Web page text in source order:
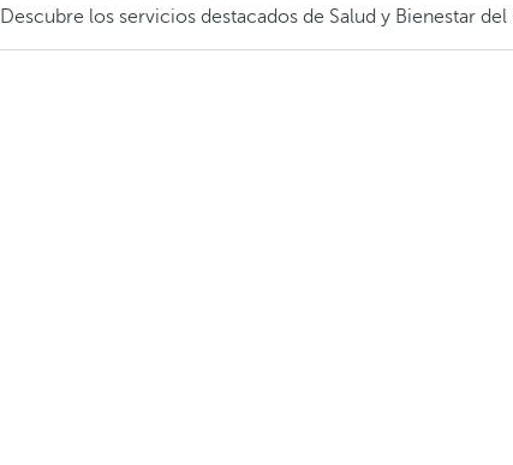
Descubre los servicios destacados de Salud y Bienestar